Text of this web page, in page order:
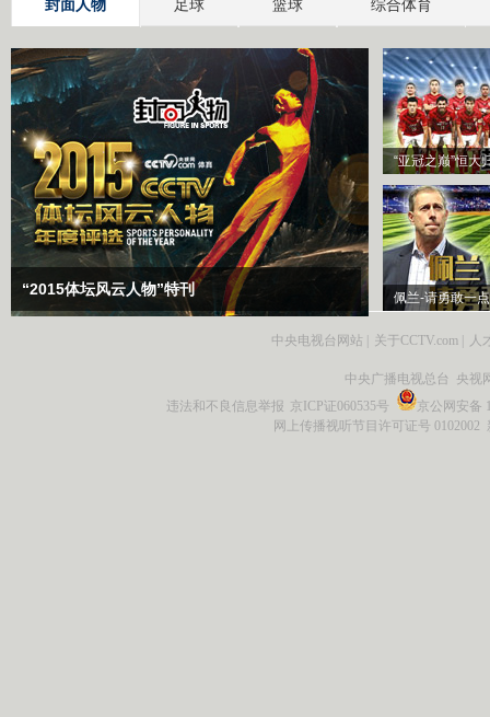
封面人物 足球 篮球 综合体育
“2015体坛风云人物”特刊
“亚冠之巅”恒大
佩兰-请勇敢一点
中央电视台网站 | 关于CCTV.com | 人
中央广播电视总台 央视
违法和不良信息举报 京ICP证060535号
京公网安备
网上传播视听节目许可证号 0102002